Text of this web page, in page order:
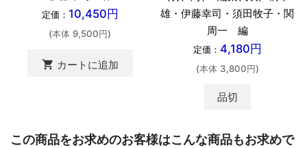
定価： 10,450円
(本体 9,500円)
shopping_cart カートに追加
雄・伊藤幸司・須田牧子・関
周一 編
定価： 4,180円
(本体 3,800円)
品切
この商品をお求めのお客様はこんな商品もお求めで